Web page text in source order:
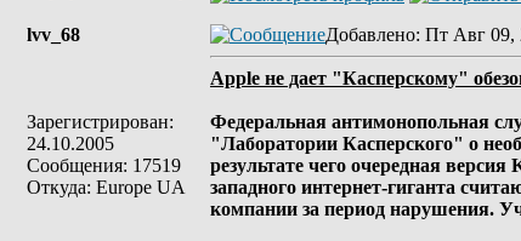
lvv_68
Зарегистрирован:
24.10.2005
Сообщения: 17519
Откуда: Europe UA
Добавлено: Пт Авг 09,
Apple не дает "Касперскому"
Федеральная антимонопольная
"Лаборатории Касперского" о
результате чего очередная
западного интернет-гиганта
компании за период нарушения.